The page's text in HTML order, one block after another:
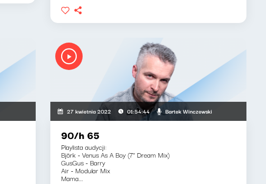
27 kwietnia 2022 01:54:44 Bartek Winczewski
90/h 65
Playlista audycji:
Björk - Venus As A Boy (7" Dream Mix)
GusGus - Barry
Air - Modular Mix
Mama...